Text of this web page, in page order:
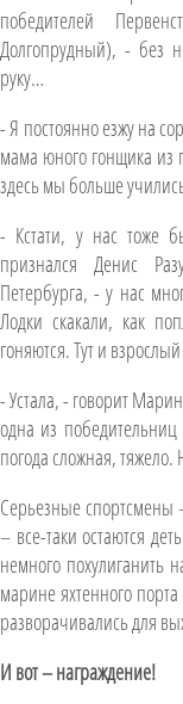
победителей
Долгопрудный), - без
руку…
- Я постоянно езжу на
мама юного гонщика из
здесь мы больше
- Кстати, у нас тоже
признался Денис
Петербурга, - у нас
Лодки скакали, как
гоняются. Тут и
- Устала, - говорит
одна из
погода сложная,
Серьезные спортсмены
– все-таки остаются
немного похулиганить
марине яхтенного
разворачивались для
И вот – награждение!